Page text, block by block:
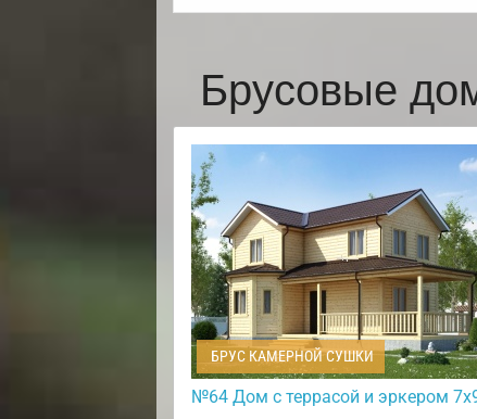
Брусовые
БРУС КАМЕРНОЙ СУШКИ
№64 Дом с террасой и эркером